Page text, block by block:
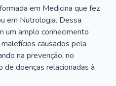
em Medicina que fez
em Nutrologia. Dessa
um amplo conhecimento
causados pela
na prevenção, no
doenças relacionadas à